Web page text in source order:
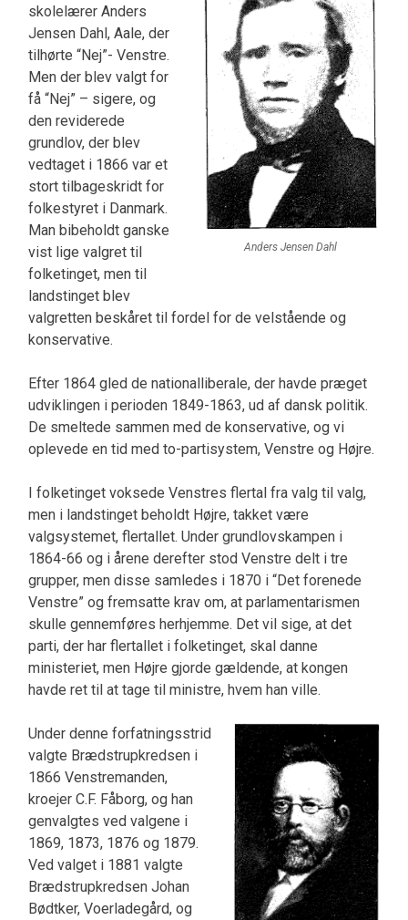
Anders Jensen Dahl
skolelærer Anders
Jensen Dahl, Aale, der
tilhørte “Nej”- Venstre.
Men der blev valgt for
få “Nej” – ­sigere, og
den reviderede
grundlov, der blev
vedta­get i 1866 var et
stort tilbageskridt for
folkestyret i Danmark.
Man bibeholdt ganske
vist lige valgret til
folketinget, men til
landstinget blev
valgretten beskåret til fordel for de velstående og
konservative.
Efter 1864 gled de nationalliberale, der havde præget
udviklingen i perioden 1849-1863, ud af dansk politik.
De smeltede sammen med de kon­servative, og vi
oplevede en tid med to-partisystem, Venstre og Højre.
I folketinget voksede Venstres flertal fra valg til valg,
men i landstinget beholdt Højre, takket være
valgsystemet, flertallet. Under grundlovskampen i
1864-66 og i årene derefter stod Venstre delt i tre
grupper, men disse samledes i 1870 i “Det forenede
Venstre” og fremsatte krav om, at parlamentarismen
skulle gennemføres her­hjemme. Det vil sige, at det
parti, der har flertallet i folketinget, skal danne
ministeriet, men Højre gjorde gældende, at kongen
havde ret til at tage til ministre, hvem han ville.
Under denne forfatningsstrid
valgte Brædstrup­kredsen i
1866 Venstremanden,
kroejer C.F. Få­borg, og han
genvalgtes ved valgene i
1869, 1873, 1876 og 1879.
Ved valget i 1881 valgte
Brædstrup­kredsen Johan
Bødtker, Voerladegård, og